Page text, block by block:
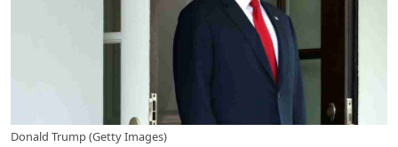
Donald Trump (Getty Images)